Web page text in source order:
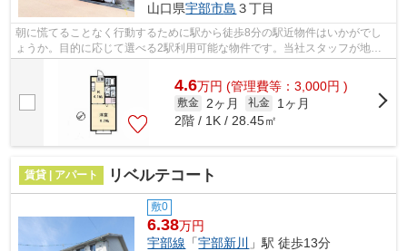
山口県宇部市島 ３丁目
朝に慌てることなく行動するために駅から徒歩8分の駅近物件はいかがでし
ょうか。目的に応じて選べる2駅利用可能な物件です。当社スタッフが地域
4.6万円 (管理費等：3,000円 )
敷金 2ヶ月 礼金
1ヶ月
2階 / 1K / 28.45㎡
賃貸 | アパート リベルテコート
敷0
6.38万円
宇部線 「宇部新川
」駅 徒歩13分